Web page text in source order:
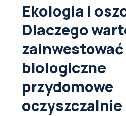
Ekologia i
Dlaczego
zainwestować
biologiczne
przydomowe
oczyszczalnie